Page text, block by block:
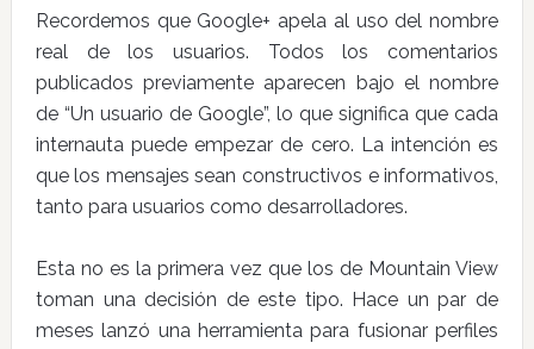
Recordemos que Google+ apela al uso del nombre
real de los usuarios. Todos los comentarios
publicados previamente aparecen bajo el nombre
de “Un usuario de Google”, lo que significa que cada
internauta puede empezar de cero. La intención es
que los mensajes sean constructivos e informativos,
tanto para usuarios como desarrolladores.
Esta no es la primera vez que los de Mountain View
toman una decisión de este tipo. Hace un par de
meses lanzó una herramienta para fusionar perfiles